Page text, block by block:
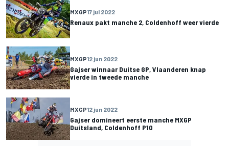
MXGP17 jul 2022
Renaux pakt manche 2, Coldenhoff weer vierde
MXGP12 jun 2022
Gajser winnaar Duitse GP, Vlaanderen knap
vierde in tweede manche
MXGP12 jun 2022
Gajser domineert eerste manche MXGP
Duitsland, Coldenhoff P10